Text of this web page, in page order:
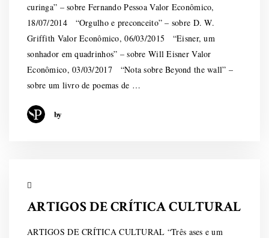
curinga” – sobre Fernando Pessoa Valor Econômico,
18/07/2014 “Orgulho e preconceito” – sobre D. W.
Griffith Valor Econômico, 06/03/2015 “Eisner, um
sonhador em quadrinhos” – sobre Will Eisner Valor
Econômico, 03/03/2017 “Nota sobre Beyond the wall” –
sobre um livro de poemas de …
by
ARTIGOS DE CRÍTICA CULTURAL
ARTIGOS DE CRÍTICA CULTURAL “Três ases e um